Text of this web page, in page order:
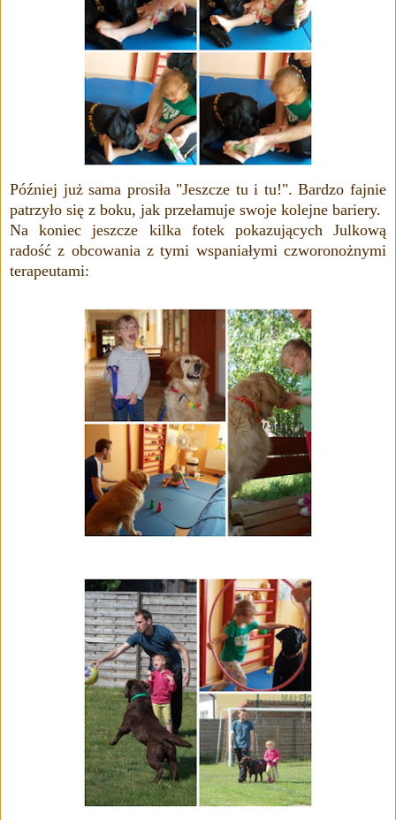
Później już sama prosiła "Jeszcze tu i tu!".Bardzo fajnie
patrzyło się z boku, jak przełamuje swoje kolejne bariery.
Na koniec jeszcze kilka fotek pokazujących Julkową
radość z obcowania z tymi wspaniałymi czworonożnymi
terapeutami: